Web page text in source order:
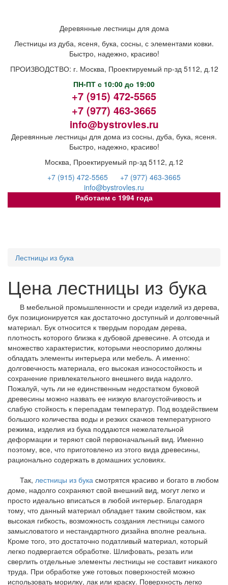
Деревянные лестницы для дома
Лестницы из дуба, ясеня, бука, сосны, с элементами ковки.
Быстро, надежно, красиво!
ПРОИЗВОДСТВО: г. Москва, Проектируемый пр-зд 5112, д.12
ПН-ПТ с 10:00 до 19:00
+7 (915) 472-5565
+7 (977) 463-3665
info@bystrovles.ru
Деревянные лестницы для дома из сосны, дуба, бука, ясеня.
Быстро, надежно, красиво!
Москва, Проектируемый пр-зд 5112, д.12
+7 (915) 472-5565
+7 (977) 463-3665
info@bystrovles.ru
Работаем с 1994 года
Лестницы из бука
Цена лестницы из бука
В мебельной промышленности и среди изделий из дерева,
бук позиционируется как достаточно доступный и долговечный
материал. Бук относится к твердым породам дерева,
плотность которого близка к дубовой древесине. А отсюда и
множество характеристик, которыми неоспоримо должны
обладать элементы интерьера или мебель. А именно:
долговечность материала, его высокая износостойкость и
сохранение привлекательного внешнего вида надолго.
Пожалуй, чуть ли не единственным недостатком буковой
древесины можно назвать ее низкую влагоустойчивость и
слабую стойкость к перепадам температур. Под воздействием
большого количества воды и резких скачков температурного
режима, изделия из бука поддаются нежелательной
деформации и теряют свой первоначальный вид. Именно
поэтому, все, что приготовлено из этого вида древесины,
рационально содержать в домашних условиях.
Так, лестницы из бука смотрятся красиво и богато в любом
доме, надолго сохраняют свой внешний вид, могут легко и
просто идеально вписаться в любой интерьер. Благодаря
тому, что данный материал обладает таким свойством, как
высокая гибкость, возможность создания лестницы самого
замысловатого и нестандартного дизайна вполне реальна.
Кроме того, это достаточно податливый материал, который
легко подвергается обработке. Шлифовать, резать или
сверлить отдельные элементы лестницы не составит никакого
труда. При обработке уже готовых поверхностей можно
использовать морилку, лак или краску. Поверхность легко